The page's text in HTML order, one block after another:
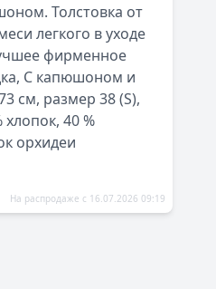
Толстовка от
легкого в уходе
фирменное
С капюшоном и
см, размер 38 (S),
40 %
орхидеи
На распродаже с 16.07.2026 09:19